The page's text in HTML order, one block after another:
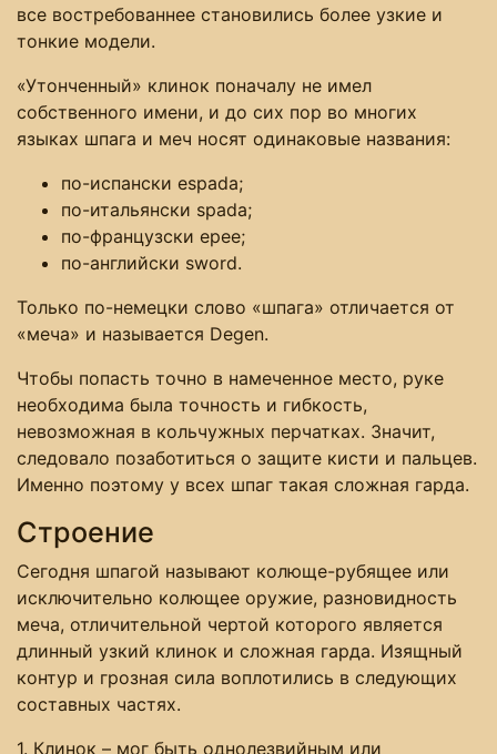
все востребованнее становились более узкие и
тонкие модели.
«Утонченный» клинок поначалу не имел
собственного имени, и до сих пор во многих
языках шпага и меч носят одинаковые названия:
по-испански еspada;
по-итальянски spada;
по-французски epee;
по-английски sword.
Только по-немецки слово «шпага» отличается от
«меча» и называется Degen.
Чтобы попасть точно в намеченное место, руке
необходима была точность и гибкость,
невозможная в кольчужных перчатках. Значит,
следовало позаботиться о защите кисти и пальцев.
Именно поэтому у всех шпаг такая сложная гарда.
Строение
Сегодня шпагой называют колюще-рубящее или
исключительно колющее оружие, разновидность
меча, отличительной чертой которого является
длинный узкий клинок и сложная гарда. Изящный
контур и грозная сила воплотились в следующих
составных частях.
1. Клинок – мог быть однолезвийным или